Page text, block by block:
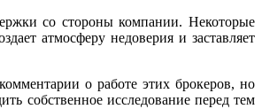
со стороны компании. Некоторые
атмосферу недоверия и заставляет
о работе этих брокеров, но
собственное исследование перед тем